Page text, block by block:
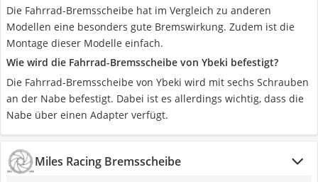
Die Fahrrad-Bremsscheibe hat im Vergleich zu anderen
Modellen eine besonders gute Bremswirkung. Zudem ist die
Montage dieser Modelle einfach.
Wie wird die Fahrrad-Bremsscheibe von Ybeki befestigt?
Die Fahrrad-Bremsscheibe von Ybeki wird mit sechs Schrauben
an der Nabe befestigt. Dabei ist es allerdings wichtig, dass die
Nabe über einen Adapter verfügt.
Miles Racing Bremsscheibe